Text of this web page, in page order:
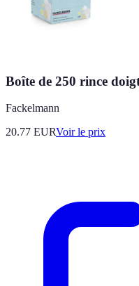
Boîte de 250 rince
Fackelmann
20.77 EURVoir le prix